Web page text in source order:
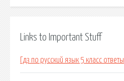
Links to Important Stuff
Гдз по русский язык 5 класс ответы